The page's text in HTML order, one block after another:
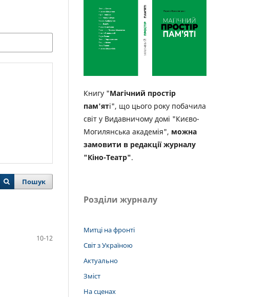
Пошук
10-12
Книгу "Магічний простір
пам'яті", що цього року побачила
світ у Видавничому домі "Києво-
Могилянська академія", можна
замовити в редакції журналу
"Кіно-Театр".
Розділи журналу
Митці на фронті
Світ з Україною
Актуально
Зміст
На сценах